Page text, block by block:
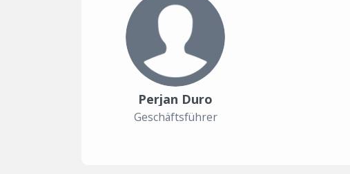
Perjan Duro
Geschäftsführer